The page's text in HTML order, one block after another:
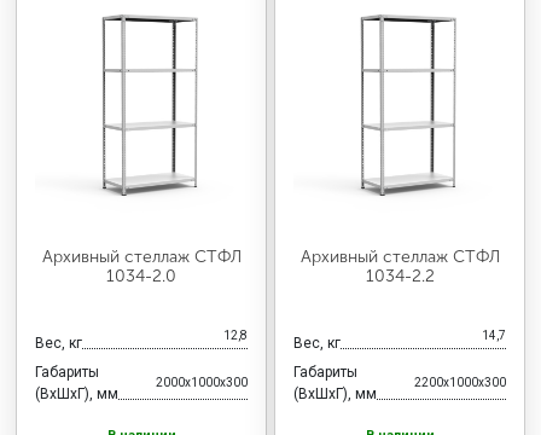
Архивный стеллаж СТФЛ
1034-2.0
Вес, кг 12,8
Габариты
(ВхШхГ), мм
2000x1000x300
Архивный стеллаж СТФЛ
1034-2.2
Вес, кг 14,7
Габариты
(ВхШхГ), мм
2200x1000x300